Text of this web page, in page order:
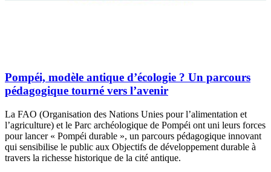
Pompéi, modèle antique d’écologie ? Un parcours
pédagogique tourné vers l’avenir
La FAO (Organisation des Nations Unies pour l’alimentation et
l’agriculture) et le Parc archéologique de Pompéi ont uni leurs forces
pour lancer « Pompéi durable », un parcours pédagogique innovant
qui sensibilise le public aux Objectifs de développement durable à
travers la richesse historique de la cité antique.